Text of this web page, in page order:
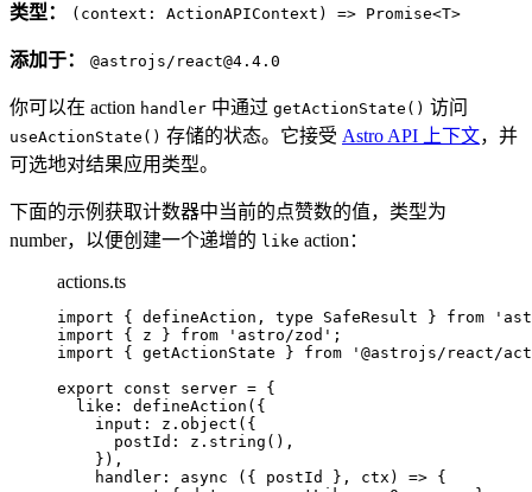
类型： (context: ActionAPIContext) => Promise<T>
添加于： @astrojs/react@4.4.0
你可以在 action handler 中通过 getActionState() 访问
useActionState() 存储的状态。它接受 Astro API 上下文，并
可选地对结果应用类型。
下面的示例获取计数器中当前的点赞数的值，类型为
number，以便创建一个递增的 like action：
actions.ts
import { defineAction, type SafeResult } from '
import { z } from ' astro/zod ' ;
import { getActionState } from ' @astrojs/react/
export const server = {
like: defineAction ( {
input: z . object ( {
postId: z . string () ,
} ) ,
handler : async ( { postId }, ctx )
=> {